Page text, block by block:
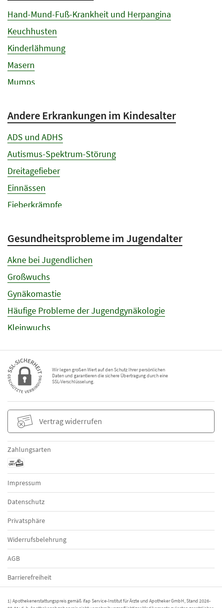
Hand-Mund-Fuß-Krankheit und Herpangina
Keuchhusten
Kinderlähmung
Masern
Mumps
Ringelröteln
Röteln
Scharlach
Windpocken
Andere Erkrankungen im Kindesalter
ADS und ADHS
Autismus-Spektrum-Störung
Dreitagefieber
Einnässen
Fieberkrämpfe
Hautausschläge und Hautpflege bei Babys
Impetigo
Infektionsneigung bei Kindern
Kopfläuse
Magenpförtnerenge
Nabelkolik
Refluxkrankheit bei Babys
Schiefhals
Schulprobleme, Lese-Rechtschreib-Schwäche,
Rechenstörung
Übergewicht und Adipositas bei Kindern
Vorhautverengung
Windelausschlag
Gesundheitsprobleme im Jugendalter
Akne bei Jugendlichen
Großwuchs
Gynäkomastie
Häufige Probleme der Jugendgynäkologie
Kleinwuchs
Wir legen großen Wert auf den Schutz Ihrer persönlichen
Daten und garantieren die sichere Übertragung durch eine
SSL-Verschlüsselung.
Zahlungsarten
Impressum
Datenschutz
Privatsphäre
Widerrufsbelehrung
AGB
Barrierefreiheit
Vertrag widerrufen
1) Apothekenerstattungspreis gemäß ifap Service-Institut für Ärzte und Apotheker GmbH, Stand 2026-